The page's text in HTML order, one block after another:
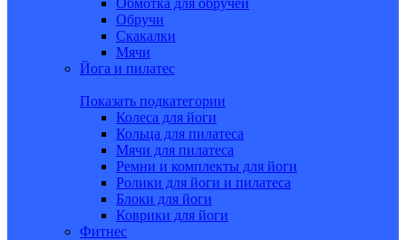
Обручи
Скакалки
Мячи
Йога и пилатес
Показать подкатегории
Колеса для йоги
Кольца для пилатеса
Мячи для пилатеса
Ремни и комплекты для йоги
Ролики для йоги и пилатеса
Блоки для йоги
Коврики для йоги
Фитнес